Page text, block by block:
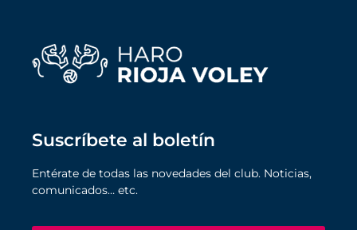
Suscríbete al boletín
Entérate de todas las novedades del club. Noticias,
comunicados… etc.